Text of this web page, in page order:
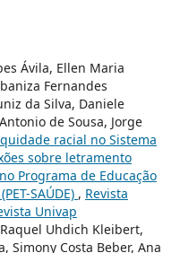
Ávila, Ellen Maria
Fernandes
da Silva, Daniele
de Sousa, Jorge
racial no Sistema
sobre letramento
Programa de Educação
SAÚDE) , Revista
Univap
Uhdich Kleibert,
Simony Costa Beber, Ana